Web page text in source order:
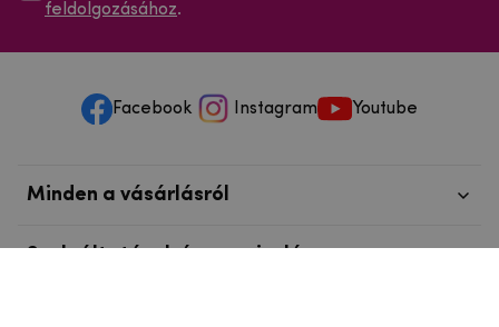
feldolgozásához.
Facebook Instagram Youtube
Minden a vásárlásról